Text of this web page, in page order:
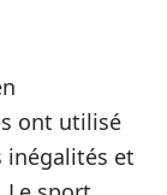
ont utilisé
inégalités et